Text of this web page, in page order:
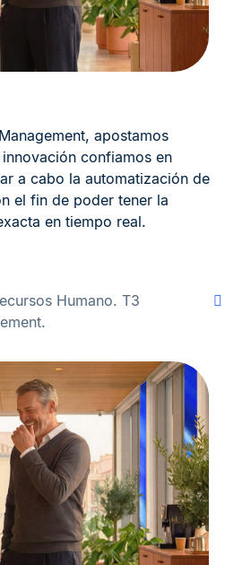
apostamos
confiamos en
a cabo la automatización de
el fin de poder tener la
en tiempo real.
Humano. T3